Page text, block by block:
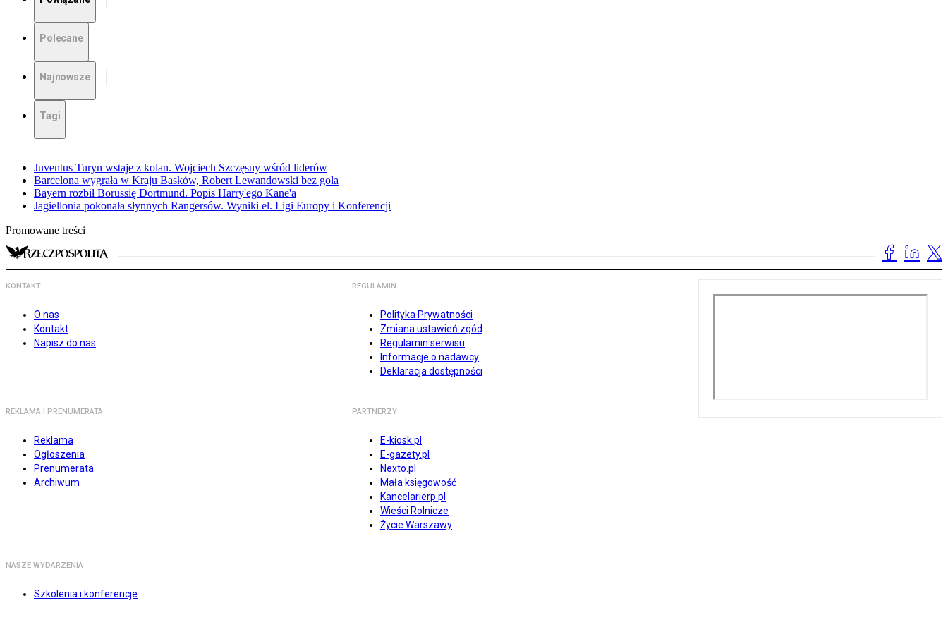
Polecane
Najnowsze
Tagi
Juventus Turyn wstaje z kolan. Wojciech Szczęsny wśród liderów
Barcelona wygrała w Kraju Basków, Robert Lewandowski bez gola
Bayern rozbił Borussię Dortmund. Popis Harry'ego Kane'a
Jagiellonia pokonała słynnych Rangersów. Wyniki el. Ligi Europy i Konferencji
Promowane treści
KONTAKT
O nas
Kontakt
Napisz do nas
REGULAMIN
Polityka Prywatności
Zmiana ustawień zgód
Regulamin serwisu
Informacje o nadawcy
Deklaracja dostępności
REKLAMA I PRENUMERATA
Reklama
Ogłoszenia
Prenumerata
Archiwum
PARTNERZY
E-kiosk.pl
E-gazety.pl
Nexto.pl
Mała księgowość
Kancelarierp.pl
Wieści Rolnicze
Życie Warszawy
NASZE WYDARZENIA
Szkolenia i konferencje